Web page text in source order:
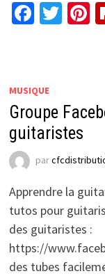
MUSIQUE
Groupe
guitaristes
par
Apprendre la
tutos pour
des guitaristes :
https://
des tubes